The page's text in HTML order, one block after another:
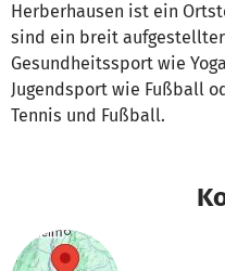
Herberhausen ist ein
sind ein breit
Gesundheitssport wie
Jugendsport wie Fußball
Tennis und Fußball.